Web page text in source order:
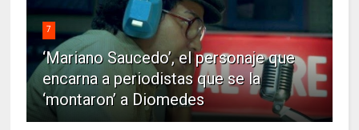
7
‘Mariano Saucedo’, el personaje que
encarna a periodistas que se la
‘montaron’ a Diomedes